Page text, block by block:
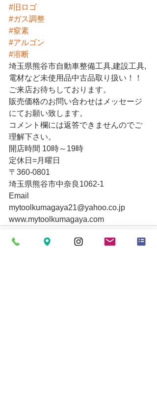
#旧ロゴ
#ガス調整
#窒素
#アルゴン
#溶断
埼玉県熊谷市自動車整備工具,建設工具,
電材など未使用品中古品取り扱い！！
ご来店お待ちしております。
販売価格のお問い合わせはメッセージ
にてお願い致します。
コメント欄には返答できませんのでご
理解下さい。
開店時間 10時～19時
定休日=月曜日
〒360-0801
埼玉県熊谷市中奈良1062-1
Email
mytoolkumagaya21@yahoo.co.jp
www.mytoolkumagaya.com